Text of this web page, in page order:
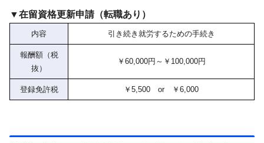
▼在留資格更新申請（転職あり）
内容 引き続き就労するための手続き
報酬額（税
抜）
￥60,000円～￥100,000円
登録免許税 ￥5,500 or ￥6,000